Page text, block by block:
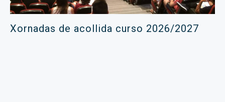
Xornadas de acollida curso 2026/2027